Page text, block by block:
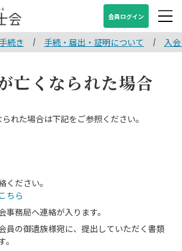
会員ログイン
続き 手続・届出・証明について 入
亡くなられた場合
れた場合は下記をご参照ください。
ください。
こちら
事務局へ連絡が入ります。
員の御遺族様宛に、提出していただく書類